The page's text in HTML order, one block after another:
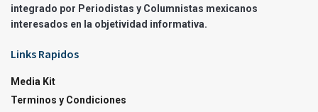
integrado por Periodistas y Columnistas mexicanos
interesados en la objetividad informativa.
Links Rapidos
Media Kit
Terminos y Condiciones